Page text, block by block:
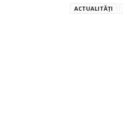
ACTUALITĂȚI